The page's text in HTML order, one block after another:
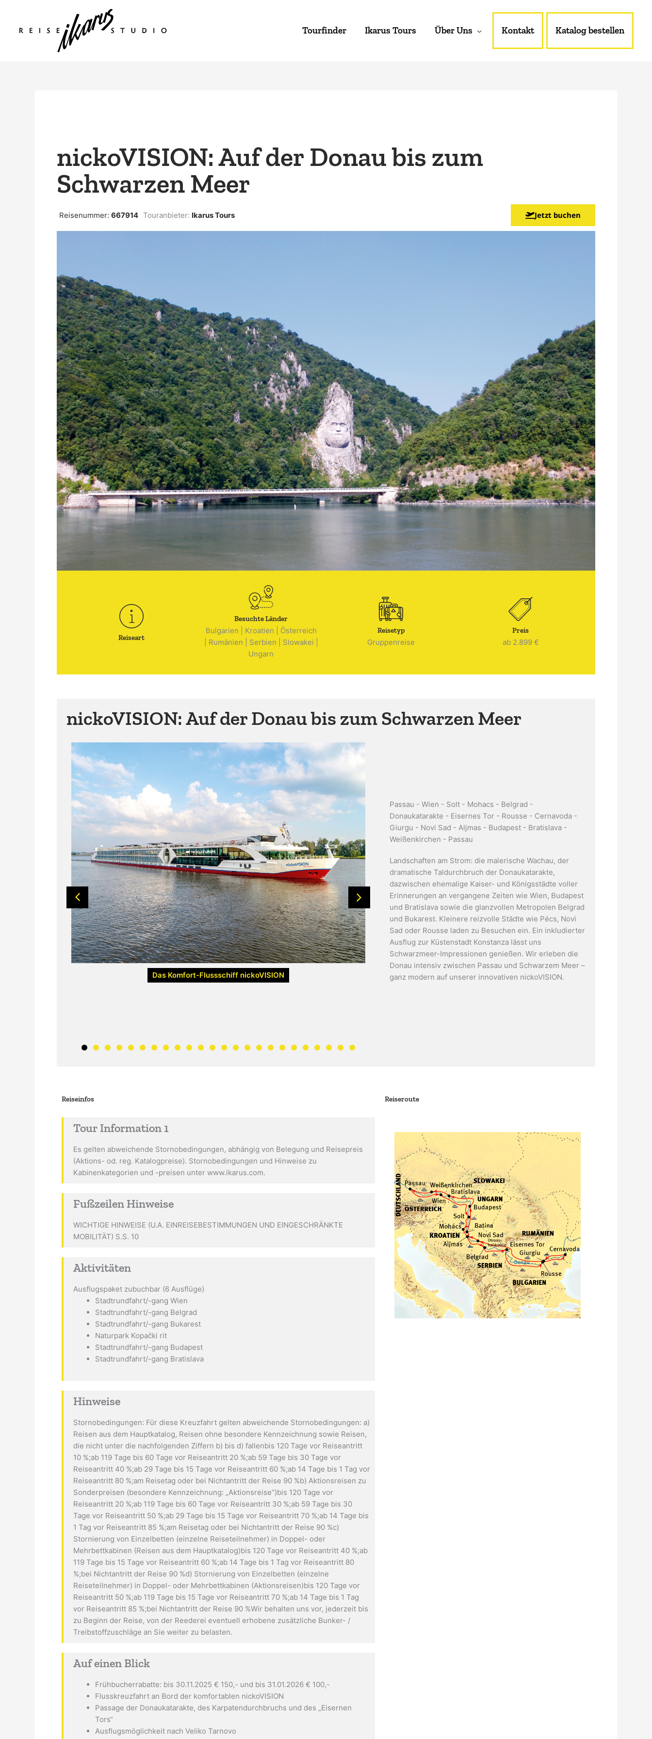
springen
Tourfinder Ikarus Tours Über Uns Kontakt Katalog bestellen
nickoVISION: Auf der Donau bis zum
Schwarzen Meer
Reisenummer: 667914 Touranbieter: Ikarus Tours Jetzt buchen
Reiseart
Besuchte Länder
Bulgarien Kroatien
Österreich
Rumänien Serbien Slowakei
Ungarn
Reisetyp
Gruppenreise
Preis
ab 2.899 €
nickoVISION: Auf der Donau bis zum Schwarzen Meer
Das Komfort-Flussschiff nickoVISION
Donaukabine
Passau - Wien - Solt - Mohacs - Belgrad -
Donaukatarakte - Eisernes Tor - Rousse - Cernavoda -
Giurgu - Novi Sad - Aljmas - Budapest - Bratislava -
Weißenkirchen - Passau
Landschaften am Strom: die malerische Wachau, der
dramatische Taldurchbruch der Donaukatarakte,
dazwischen ehemalige Kaiser- und Königsstädte voller
Erinnerungen an vergangene Zeiten wie Wien, Budapest
und Bratislava sowie die glanzvollen Metropolen Belgrad
und Bukarest. Kleinere reizvolle Städte wie Pécs, Novi
Sad oder Rousse laden zu Besuchen ein. Ein inkludierter
Ausflug zur Küstenstadt Konstanza lässt uns
Schwarzmeer-Impressionen genießen. Wir erleben die
Donau intensiv zwischen Passau und Schwarzem Meer –
ganz modern auf unserer innovativen nickoVISION.
Reiseinfos
Tour Information 1
Es gelten abweichende Stornobedingungen, abhängig von Belegung und Reisepreis
(Aktions- od. reg. Katalogpreise). Stornobedingungen und Hinweise zu
Kabinenkategorien und -preisen unter www.ikarus.com.
Fußzeilen Hinweise
WICHTIGE HINWEISE (U.A. EINREISEBESTIMMUNGEN UND EINGESCHRÄNKTE
MOBILITÄT) S.S. 10
Aktivitäten
Ausflugspaket zubuchbar (6 Ausflüge)
Stadtrundfahrt/-gang Wien
Stadtrundfahrt/-gang Belgrad
Stadtrundfahrt/-gang Bukarest
Naturpark Kopački rit
Stadtrundfahrt/-gang Budapest
Stadtrundfahrt/-gang Bratislava
Hinweise
Stornobedingungen: Für diese Kreuzfahrt gelten abweichende Stornobedingungen: a)
Reisen aus dem Hauptkatalog, Reisen ohne besondere Kennzeichnung sowie Reisen,
die nicht unter die nachfolgenden Ziffern b) bis d) fallenbis 120 Tage vor Reiseantritt
10 %;ab 119 Tage bis 60 Tage vor Reiseantritt 20 %;ab 59 Tage bis 30 Tage vor
Reiseantritt 40 %;ab 29 Tage bis 15 Tage vor Reiseantritt 60 %;ab 14 Tage bis 1 Tag vor
Reiseantritt 80 %;am Reisetag oder bei Nichtantritt der Reise 90 %b) Aktionsreisen zu
Sonderpreisen (besondere Kennzeichnung: „Aktionsreise“)bis 120 Tage vor
Reiseantritt 20 %;ab 119 Tage bis 60 Tage vor Reiseantritt 30 %;ab 59 Tage bis 30
Tage vor Reiseantritt 50 %;ab 29 Tage bis 15 Tage vor Reiseantritt 70 %;ab 14 Tage bis
1 Tag vor Reiseantritt 85 %;am Reisetag oder bei Nichtantritt der Reise 90 %c)
Stornierung von Einzelbetten (einzelne Reiseteilnehmer) in Doppel- oder
Mehrbettkabinen (Reisen aus dem Hauptkatalog)bis 120 Tage vor Reiseantritt 40 %;ab
119 Tage bis 15 Tage vor Reiseantritt 60 %;ab 14 Tage bis 1 Tag vor Reiseantritt 80
%;bei Nichtantritt der Reise 90 %d) Stornierung von Einzelbetten (einzelne
Reiseteilnehmer) in Doppel- oder Mehrbettkabinen (Aktionsreisen)bis 120 Tage vor
Reiseantritt 50 %;ab 119 Tage bis 15 Tage vor Reiseantritt 70 %;ab 14 Tage bis 1 Tag
vor Reiseantritt 85 %;bei Nichtantritt der Reise 90 %Wir behalten uns vor, jederzeit bis
zu Beginn der Reise, von der Reederei eventuell erhobene zusätzliche Bunker- /
Treibstoffzuschläge an Sie weiter zu belasten.
Auf einen Blick
Frühbucherrabatte: bis 30.11.2025 € 150,- und bis 31.01.2026 € 100,-
Flusskreuzfahrt an Bord der komfortablen nickoVISION
Passage der Donaukatarakte, des Karpatendurchbruchs und des „Eisernen
Tors“
Ausflugsmöglichkeit nach Veliko Tarnovo
Reiseroute